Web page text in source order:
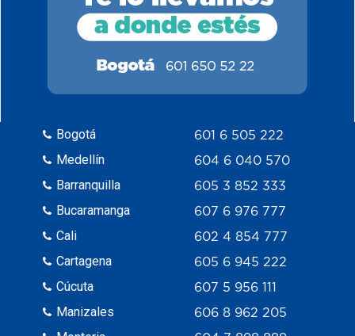
Bogotá
Medellín
Barranquilla
Bucaramanga
Cali
Cartagena
Cúcuta
Manizales
601 6 505 222
604 6 040 570
605 3 852 333
607 6 976 777
602 4 854 777
605 6 945 222
607 5 956 111
606 8 962 205